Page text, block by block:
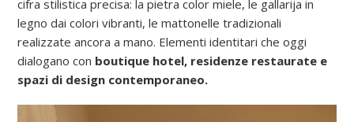
cifra stilistica precisa: la pietra color miele, le gallarija in
legno dai colori vibranti, le mattonelle tradizionali
realizzate ancora a mano. Elementi identitari che oggi
dialogano con boutique hotel, residenze restaurate e
spazi di design contemporaneo.